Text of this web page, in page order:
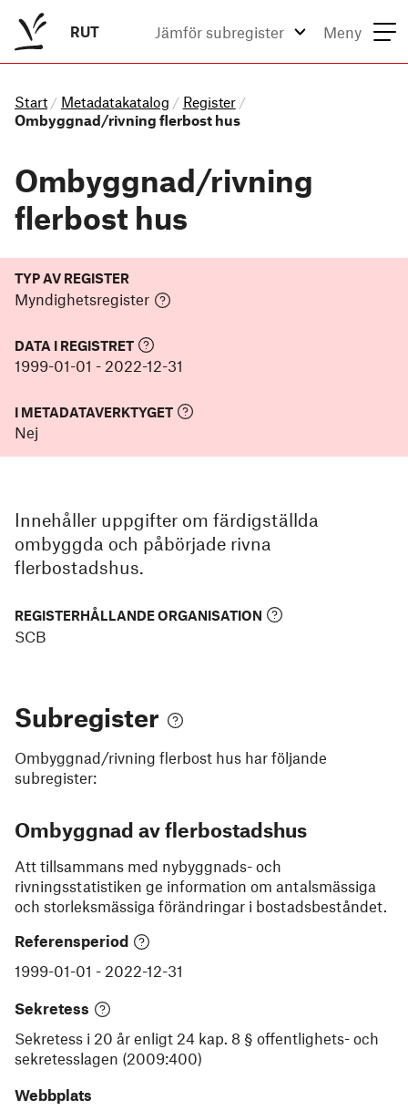
RUT Jämför subregister Meny
Start / Metadatakatalog / Register /
Ombyggnad/rivning flerbost hus
Ombyggnad/rivning
flerbost hus
TYP AV REGISTER
Myndighetsregister
DATA I REGISTRET
1999-01-01 - 2022-12-31
I METADATAVERKTYGET
Nej
Innehåller uppgifter om färdigställda
ombyggda och påbörjade rivna
flerbostadshus.
REGISTERHÅLLANDE ORGANISATION
SCB
Subregister
Ombyggnad/rivning flerbost hus har följande
subregister:
Ombyggnad av flerbostadshus
Att tillsammans med nybyggnads- och
rivningsstatistiken ge information om antalsmässiga
och storleksmässiga förändringar i bostadsbeståndet.
Referensperiod
1999-01-01 - 2022-12-31
Sekretess
Sekretess i 20 år enligt 24 kap. 8 § offentlighets- och
sekretesslagen (2009:400)
Webbplats